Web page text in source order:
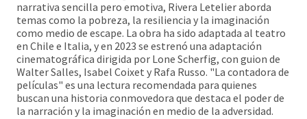
narrativa sencilla pero emotiva, Rivera Letelier aborda
temas como la pobreza, la resiliencia y la imaginación
como medio de escape. La obra ha sido adaptada al teatro
en Chile e Italia, y en 2023 se estrenó una adaptación
cinematográfica dirigida por Lone Scherfig, con guion de
Walter Salles, Isabel Coixet y Rafa Russo. "La contadora de
películas" es una lectura recomendada para quienes
buscan una historia conmovedora que destaca el poder de
la narración y la imaginación en medio de la adversidad.